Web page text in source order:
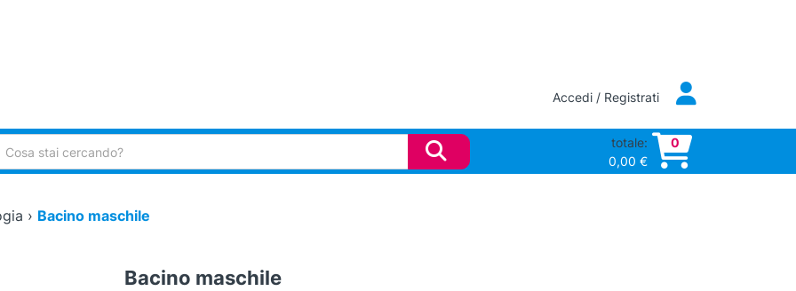
Accedi / Registrati
totale:
0,00 €
0
› Bacino maschile
Bacino maschile